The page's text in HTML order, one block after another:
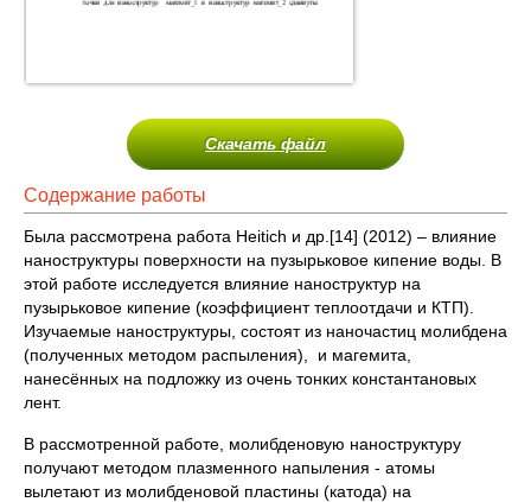
Скачать файл
Содержание работы
Была рассмотрена работа Heitich и др.[14] (2012) – влияние
наноструктуры поверхности на пузырьковое кипение воды. В
этой работе исследуется влияние наноструктур на
пузырьковое кипение (коэффициент теплоотдачи и КТП).
Изучаемые наноструктуры, состоят из наночастиц молибдена
(полученных методом распыления), и магемита,
нанесённых на подложку из очень тонких константановых
лент.
В рассмотренной работе, молибденовую наноструктуру
получают методом плазменного напыления - атомы
вылетают из молибденовой пластины (катода) на